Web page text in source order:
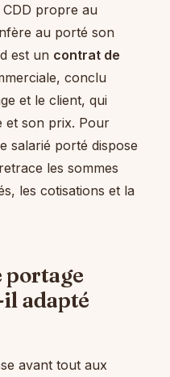
CDD propre au
au porté son
est un contrat de
conclu
et le client, qui
et son prix. Pour
salarié porté dispose
les sommes
les cotisations et la
portage
adapté
avant tout aux